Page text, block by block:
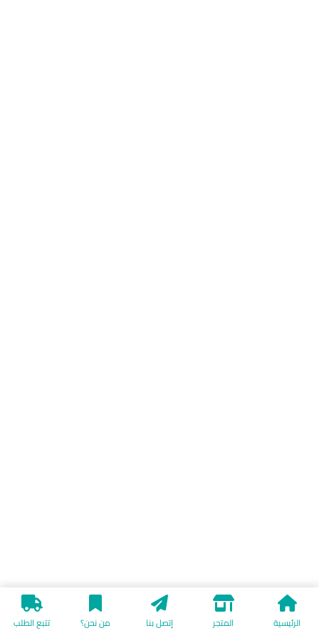
الرئيسية المتجر إتصل بنا من نحن؟ تتبع الطلب